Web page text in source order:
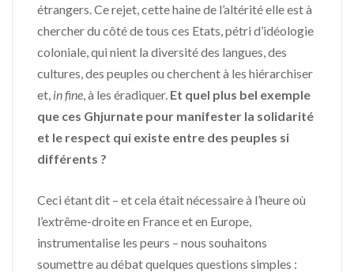
étrangers. Ce rejet, cette haine de l’altérité elle est à
chercher du côté de tous ces Etats, pétri d’idéologie
coloniale, qui nient la diversité des langues, des
cultures, des peuples ou cherchent à les hiérarchiser
et, in fine , à les éradiquer. Et quel plus bel exemple
que ces Ghjurnate pour manifester la solidarité
et le respect qui existe entre des peuples si
différents ?
Ceci étant dit – et cela était nécessaire à l’heure où
l’extrême-droite en France et en Europe,
instrumentalise les peurs – nous souhaitons
soumettre au débat quelques questions simples :